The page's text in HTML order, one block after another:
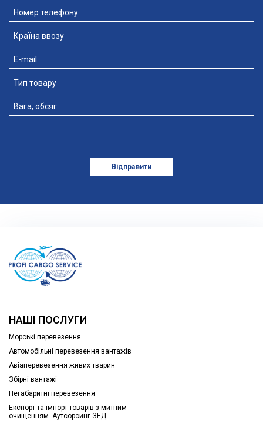
Додати файл
Відправити
НАШІ ПОСЛУГИ
Морські перевезення
Автомобільні перевезення вантажів
Авіаперевезення живих тварин
Збірні вантажі
Негабаритні перевезення
Експорт та імпорт товарів з митним
очищенням. Аутсорсинг ЗЕД.